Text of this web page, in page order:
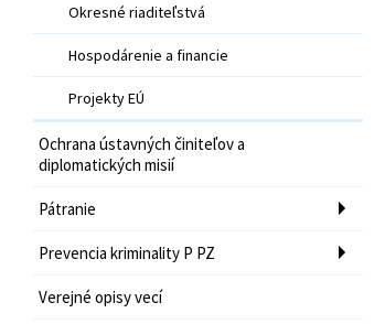
Okresné riaditeľstvá
Hospodárenie a financie
Projekty EÚ
Ochrana ústavných činiteľov a
diplomatických misií
Pátranie
Prevencia kriminality P PZ
Verejné opisy vecí